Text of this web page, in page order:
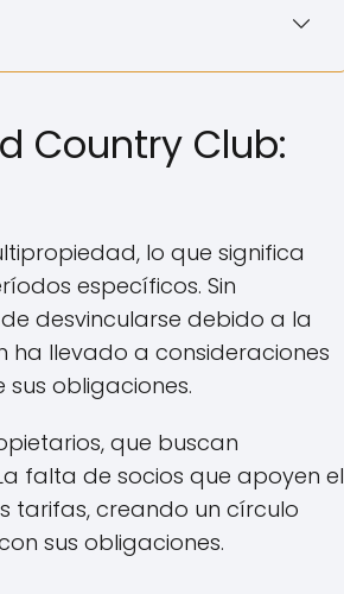
Country Club:
lo que significa
específicos. Sin
desvincularse debido a la
ha llevado a consideraciones
obligaciones.
que buscan
falta de socios que apoyen el
tarifas, creando un círculo
sus obligaciones.